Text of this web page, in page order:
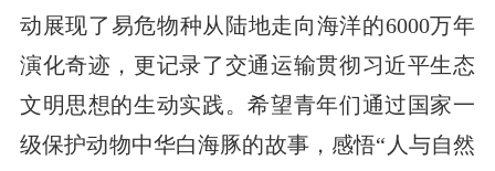
动展现了易危物种从陆地走向海洋的6000万年
演化奇迹，更记录了交通运输贯彻习近平生态
文明思想的生动实践。希望青年们通过国家一
级保护动物中华白海豚的故事，感悟“人与自然